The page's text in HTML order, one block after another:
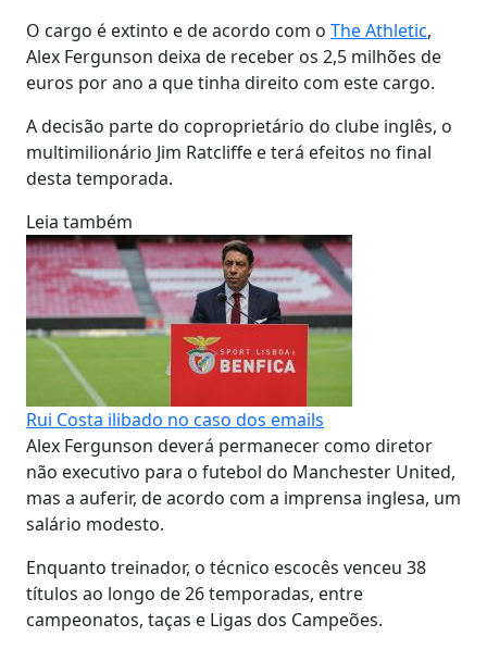
O cargo é extinto e de acordo com o The Athletic,
Alex Fergunson deixa de receber os 2,5 milhões de
euros por ano a que tinha direito com este cargo.
A decisão parte do coproprietário do clube inglês, o
multimilionário Jim Ratcliffe e terá efeitos no final
desta temporada.
Leia também
Rui Costa ilibado no caso dos emails
Alex Fergunson deverá permanecer como diretor
não executivo para o futebol do Manchester United,
mas a auferir, de acordo com a imprensa inglesa, um
salário modesto.
Enquanto treinador, o técnico escocês venceu 38
títulos ao longo de 26 temporadas, entre
campeonatos, taças e Ligas dos Campeões.